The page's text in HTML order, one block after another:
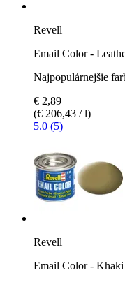
Revell
Email Color -
Najpopulárnejšie
€ 2,89
(€ 206,43 / l)
5.0 (5)
Revell
Email Color -